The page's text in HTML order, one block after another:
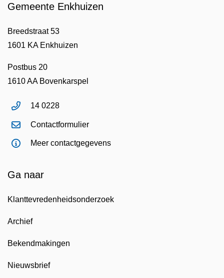
Gemeente Enkhuizen
Breedstraat 53
1601 KA Enkhuizen
Postbus 20
1610 AA Bovenkarspel
14 0228
Contactformulier
Meer contactgegevens
Ga naar
Klanttevredenheidsonderzoek
Archief
Bekendmakingen
Nieuwsbrief